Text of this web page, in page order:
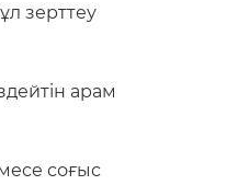
зерттеу
арам
соғыс